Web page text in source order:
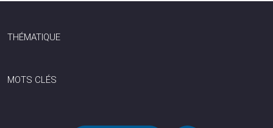
THÉMATIQUE
MOTS CLÉS